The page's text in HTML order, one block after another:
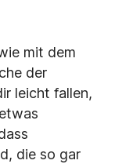
mit dem
der
leicht fallen,
die so gar